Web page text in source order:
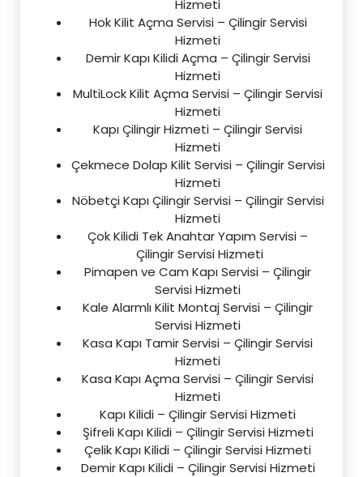
Hizmeti
Hok Kilit Açma Servisi – Çilingir Servisi
Hizmeti
Demir Kapı Kilidi Açma – Çilingir Servisi
Hizmeti
MultiLock Kilit Açma Servisi – Çilingir Servisi
Hizmeti
Kapı Çilingir Hizmeti – Çilingir Servisi
Hizmeti
Çekmece Dolap Kilit Servisi – Çilingir Servisi
Hizmeti
Nöbetçi Kapı Çilingir Servisi – Çilingir Servisi
Hizmeti
Çok Kilidi Tek Anahtar Yapım Servisi –
Çilingir Servisi Hizmeti
Pimapen ve Cam Kapı Servisi – Çilingir
Servisi Hizmeti
Kale Alarmlı Kilit Montaj Servisi – Çilingir
Servisi Hizmeti
Kasa Kapı Tamir Servisi – Çilingir Servisi
Hizmeti
Kasa Kapı Açma Servisi – Çilingir Servisi
Hizmeti
Kapı Kilidi – Çilingir Servisi Hizmeti
Şifreli Kapı Kilidi – Çilingir Servisi Hizmeti
Çelik Kapı Kilidi – Çilingir Servisi Hizmeti
Demir Kapı Kilidi – Çilingir Servisi Hizmeti